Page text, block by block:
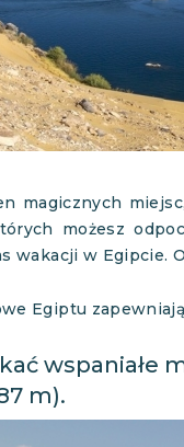
magicznych
możesz
wakacji w Egipcie.
Egiptu
wspaniałe
m).